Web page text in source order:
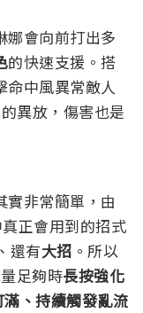
娜會向前打出多
的快速支援。搭
命中風異常敵人
異放，傷害也是
實非常簡單，由
正會用到的招式
、還有大招 。 所以
足夠時長按強化
、持續觸發亂流